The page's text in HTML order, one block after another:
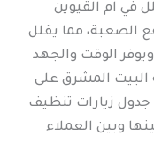
في ام القيوين
الصعبة، مما يقلل
الوقت والجهد
المشرق على
جدول زيارات تنظيف
وبين العملاء